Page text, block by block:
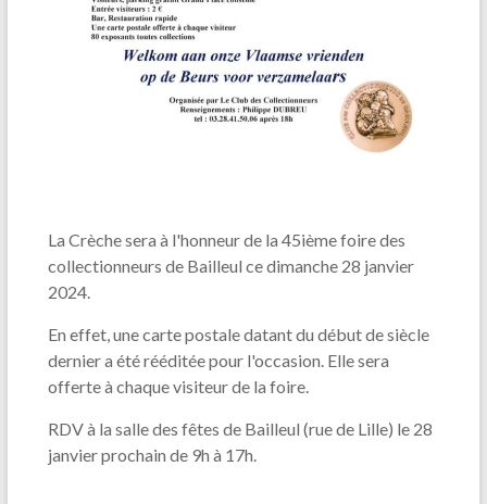
La Crèche sera à l'honneur de la 45ième foire des
collectionneurs de Bailleul ce dimanche 28 janvier
2024.
En effet, une carte postale datant du début de siècle
dernier a été rééditée pour l'occasion. Elle sera
offerte à chaque visiteur de la foire.
RDV à la salle des fêtes de Bailleul (rue de Lille) le 28
janvier prochain de 9h à 17h.